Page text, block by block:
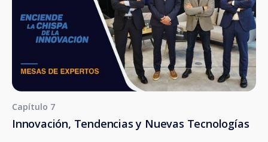
Capítulo 7
Innovación, Tendencias y Nuevas Tecnologías